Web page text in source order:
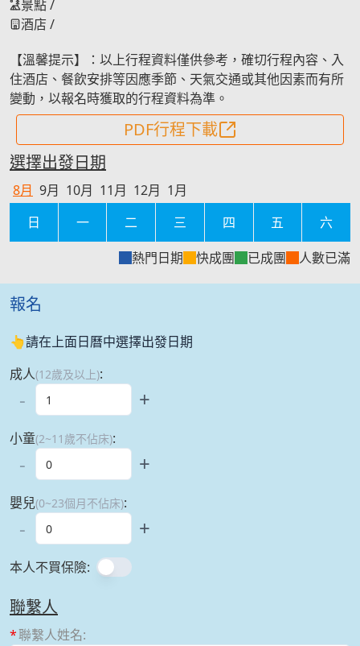
景點/
酒店 /
【溫馨提示】：以上行程資料僅供參考，確切行程內容、入
住酒店、餐飲安排等因應季節、天氣交通或其他因素而有所
變動，以報名時獲取的行程資料為準。
PDF行程下載
選擇出發日期
8月 9月 10月 11月 12月 1月
日
一 二 三 四 五
六
熱門日期
快成團 已成團 人數已滿
報名
👆請在上面日曆中選擇出發日期
成人(12歲及以上):
- +
小童(2~11歲不佔床):
- +
嬰兒(0~23個月不佔床):
- +
本人不買保險:
聯繫人
聯繫人姓名: